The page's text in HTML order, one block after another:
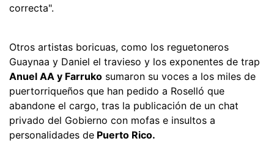
correcta".
Otros artistas boricuas, como los reguetoneros
Guaynaa y Daniel el travieso y los exponentes de trap
Anuel AA y Farruko sumaron su voces a los miles de
puertorriqueños que han pedido a Roselló que
abandone el cargo, tras la publicación de un chat
privado del Gobierno con mofas e insultos a
personalidades de Puerto Rico.